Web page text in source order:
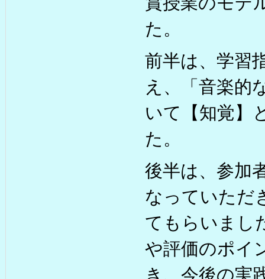
た。
前半は、学習
え、「音楽的
いて【知覚】
た。
後半は、参加
なっていただ
てもらいまし
や評価のポイ
き、今後の実